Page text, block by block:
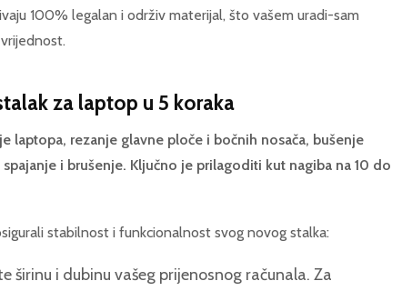
100% legalan i održiv materijal, što vašem uradi-sam
za laptop u 5 koraka
laptopa, rezanje glavne ploče i bočnih nosača, bušenje
i brušenje. Ključno je prilagoditi kut nagiba na 10 do
stabilnost i funkcionalnost svog novog stalka:
širinu i dubinu vašeg prijenosnog računala. Za